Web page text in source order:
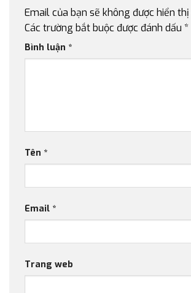
Email của bạn sẽ không được hiển thị
Các trường bắt buộc được đánh dấu *
Bình luận *
Tên *
Email *
Trang web